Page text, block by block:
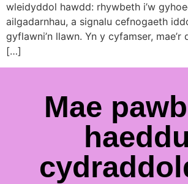
wleidyddol hawdd: rhywbeth i’w
ailgadarnhau, a signalu cefnogaeth
gyflawni’n llawn. Yn y cyfamser,
[…]
Mae
haeddu